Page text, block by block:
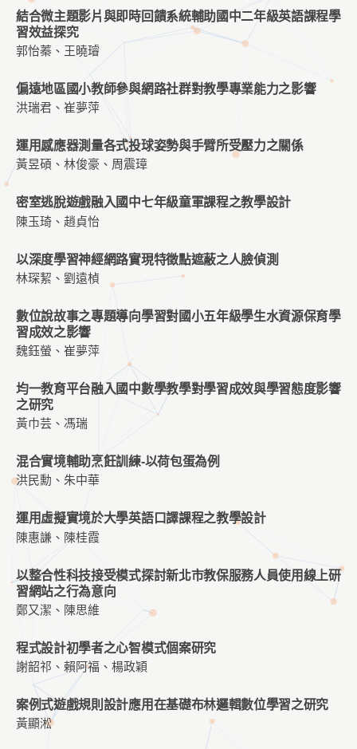
結合微主題影片與即時回饋系統輔助國中二年級英語課程學
習效益探究
郭怡蓁、王曉璿
偏遠地區國小教師參與網路社群對教學專業能力之影響
洪瑞君、崔夢萍
運用感應器測量各式投球姿勢與手臂所受壓力之關係
黃昱碩、林俊豪、周震璋
密室逃脫遊戲融入國中七年級童軍課程之教學設計
陳玉琦、趙貞怡
以深度學習神經網路實現特徵點遮蔽之人臉偵測
林琛絜、劉遠楨
數位說故事之專題導向學習對國小五年級學生水資源保育學
習成效之影響
魏鈺螢、崔夢萍
均一教育平台融入國中數學教學對學習成效與學習態度影響
之研究
黃巾芸、馮瑞
混合實境輔助烹飪訓練-以荷包蛋為例
洪民勳、朱中華
運用虛擬實境於大學英語口譯課程之教學設計
陳惠謙、陳桂霞
以整合性科技接受模式探討新北市教保服務人員使用線上研
習網站之行為意向
鄭又潔、陳思維
程式設計初學者之心智模式個案研究
謝韶祁、賴阿福、楊政穎
案例式遊戲規則設計應用在基礎布林邏輯數位學習之研究
黃顯淞